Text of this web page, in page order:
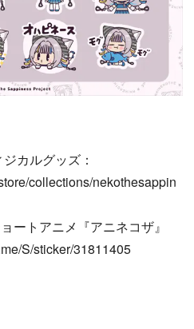
カルグッズ：
collections/nekothesappin
ートアニメ『アニネコザ』
S/sticker/31811405